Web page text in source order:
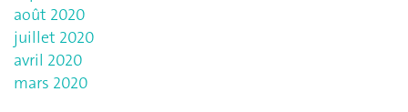
août 2020
juillet 2020
avril 2020
mars 2020